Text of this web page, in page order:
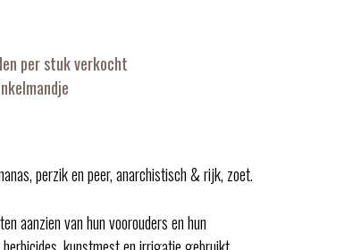
per stuk verkocht
perzik en peer, anarchistisch & rijk, zoet.
aanzien van hun voorouders en hun